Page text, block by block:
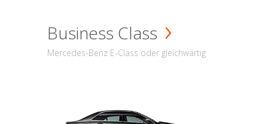
Business Class
Mercedes-Benz E-Class oder gleichwärtig